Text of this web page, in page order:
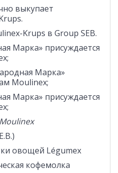
выкупает
Krups в Group SEB.
Марка» присуждается
Марка»
Moulinex;
Марка» присуждается
Moulinex
овощей Légumex
кофемолка